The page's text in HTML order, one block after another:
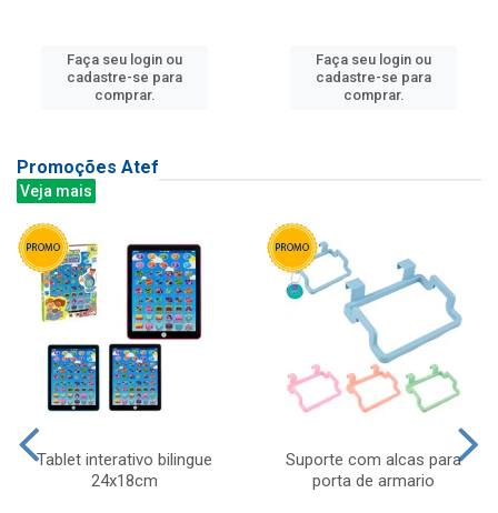
Faça seu login ou
cadastre-se para
comprar.
Faça seu login ou
cadastre-se para
comprar.
Promoções Atef
Veja mais
Tablet interativo bilingue
24x18cm
Suporte com alcas para
porta de armario